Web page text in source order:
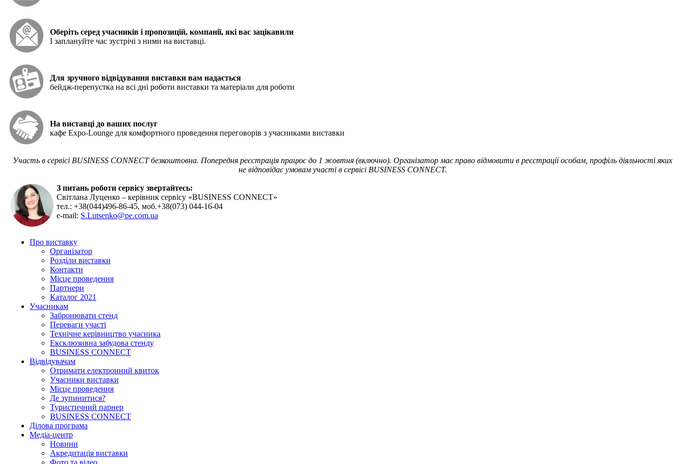
Оберіть серед учасників і пропозицій, компанії, які вас зацікавили
І заплануйте час зустрічі з ними на виставці.
Для зручного відвідування виставки вам надається
бейдж-перепустка на всі дні роботи виставки та матеріали для роботи
На виставці до ваших послуг
кафе Expo-Lounge для комфортного проведення переговорів з учасниками виставки
Участь в сервісі BUSINESS CONNECT безкоштовна. Попередня реєстрація працює до 1 жовтня (включно). Організатор має право відмовити в реєстрації особам, профіль діяльності яких
не відповідає умовам участі в сервісі BUSINESS CONNECT.
З питань роботи сервісу звертайтесь:
Світлана Луценко – керівник сервісу «BUSINESS CONNECT»
тел.: +38(044)496-86-45, моб.+38(073) 044-16-04
e-mail: S.Lutsenko@pe.com.ua
Про виставку
Організатор
Розділи виставки
Контакти
Місце проведення
Партнери
Каталог 2021
Учасникам
Забронювати стенд
Переваги участі
Технічне керівництво учасника
Ексклюзивна забудова стенду
BUSINESS CONNECT
Відвідувачам
Отримати електронний квиток
Учасники виставки
Місце проведення
Де зупинитися?
Туристичний парнер
BUSINESS CONNECT
Ділова програма
Медіа-центр
Новини
Акредитація виставки
Фото та відео